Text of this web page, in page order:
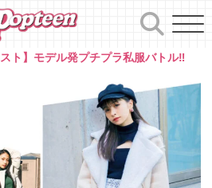
スト】モデル発プチプラ私服バトル‼︎